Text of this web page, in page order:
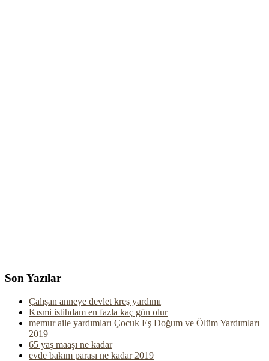
Son Yazılar
Çalışan anneye devlet kreş yardımı
Kısmi istihdam en fazla kaç gün olur
memur aile yardımları Çocuk Eş Doğum ve Ölüm Yardımları
2019
65 yaş maaşı ne kadar
evde bakım parası ne kadar 2019